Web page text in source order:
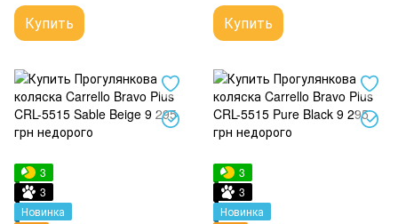
Купить Купить
3
3
Новинка
3
3
Новинка